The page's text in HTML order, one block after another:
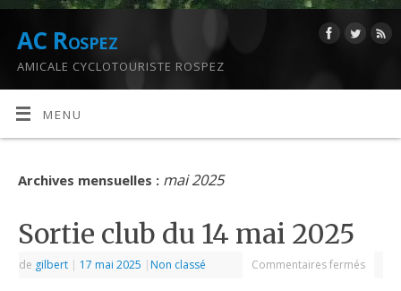
AC Rospez
AMICALE CYCLOTOURISTE ROSPEZ
MENU
Archives mensuelles : mai 2025
Sortie club du 14 mai 2025
de gilbert | 17 mai 2025 | Non classé Commentaires fermés